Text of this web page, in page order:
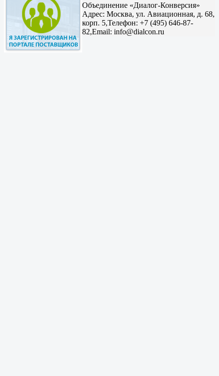
Объединение «Диалог-Конверсия»
Адрес: Москва, ул. Авиационная, д. 68,
корп. 5,Телефон: +7 (495) 646-87-
82,Email: info@dialcon.ru